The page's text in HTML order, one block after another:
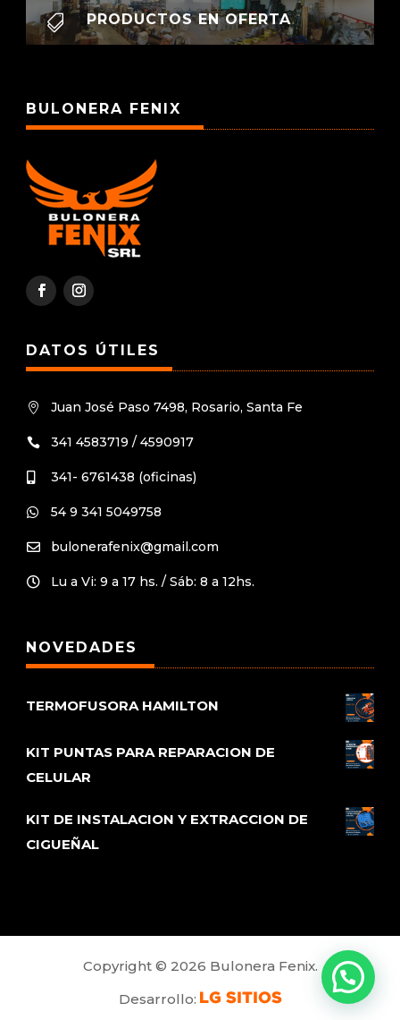
 PRODUCTOS EN OFERTA
BULONERA FENIX
DATOS ÚTILES
 Juan José Paso 7498, Rosario, Santa Fe
 341 4583719 / 4590917
 341- 6761438 (oficinas)
 54 9 341 5049758
 bulonerafenix@gmail.com
 Lu a Vi: 9 a 17 hs. / Sáb: 8 a 12hs.
NOVEDADES
TERMOFUSORA HAMILTON
KIT PUNTAS PARA REPARACION DE
CELULAR
KIT DE INSTALACION Y EXTRACCION DE
CIGUEÑAL
Copyright © 2026 Bulonera Fenix.
Desarrollo: